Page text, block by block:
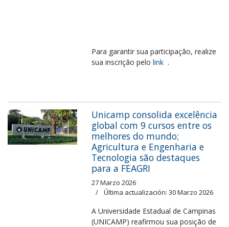
Para garantir sua participação, realize
sua inscrição pelo link .
Unicamp consolida excelência
global com 9 cursos entre os
melhores do mundo;
Agricultura e Engenharia e
Tecnologia são destaques
para a FEAGRI
27 Marzo 2026
Última actualización: 30 Marzo 2026
A Universidade Estadual de Campinas
(UNICAMP) reafirmou sua posição de